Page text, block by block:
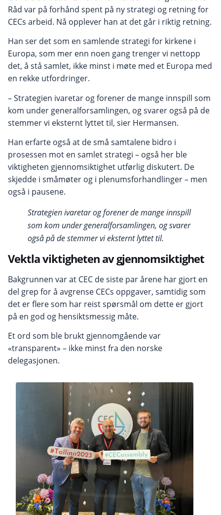
Råd var på forhånd spent på ny strategi og retning for
CECs arbeid. Nå opplever han at det går i riktig retning.
Han ser det som en samlende strategi for kirkene i
Europa, som mer enn noen gang trenger vi nettopp
det, å stå samlet, ikke minst i møte med et Europa med
en rekke utfordringer.
– Strategien ivaretar og forener de mange innspill som
kom under generalforsamlingen, og svarer også på de
stemmer vi eksternt lyttet til, sier Hermansen.
Han erfarte også at de små samtalene bidro i
prosessen mot en samlet strategi – også her ble
viktigheten gjennomsiktighet utførlig diskutert. De
skjedde i småmøter og i plenumsforhandlinger – men
også i pausene.
Strategien ivaretar og forener de mange innspill
som kom under generalforsamlingen, og svarer
også på de stemmer vi eksternt lyttet til.
Vektla viktigheten av gjennomsiktighet
Bakgrunnen var at CEC de siste par årene har gjort en
del grep for å avgrense CECs oppgaver, samtidig som
det er flere som har reist spørsmål om dette er gjort
på en god og hensiktsmessig måte.
Et ord som ble brukt gjennomgående var
«transparent» – ikke minst fra den norske
delegasjonen.